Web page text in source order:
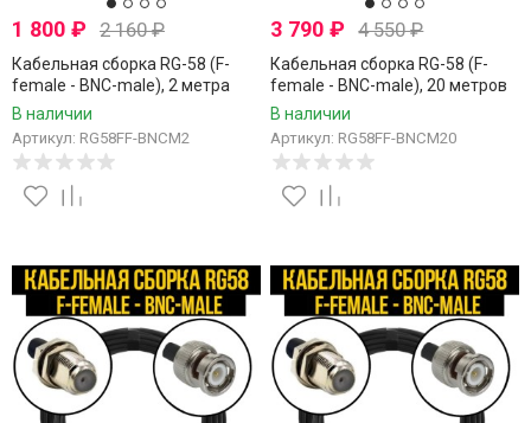
1 800 ₽ 2 160₽
Кабельная сборка RG-58 (F-
female - BNC-male), 2 метра
В наличии
Артикул: RG58FF-BNCM2
3 790₽ 4 550₽
Кабельная сборка RG-58 (F-
female - BNC-male), 20 метров
В наличии
Артикул: RG58FF-BNCM20